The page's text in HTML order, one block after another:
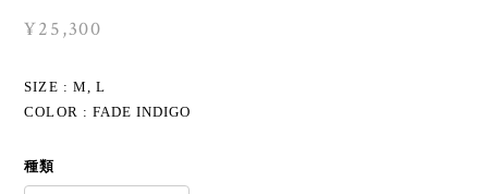
¥25,300
SIZE : M, L
COLOR : FADE INDIGO
種類